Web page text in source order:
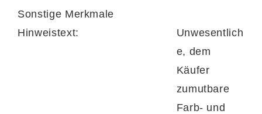
Sonstige Merkmale
Hinweistext:
Unwesentlich
e, dem
Käufer
zumutbare
Farb- und